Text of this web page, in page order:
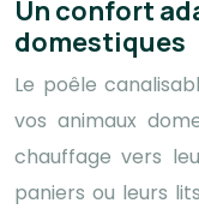
Un confort
domestiques
Le poêle
vos animaux
chauffage vers
paniers ou leurs